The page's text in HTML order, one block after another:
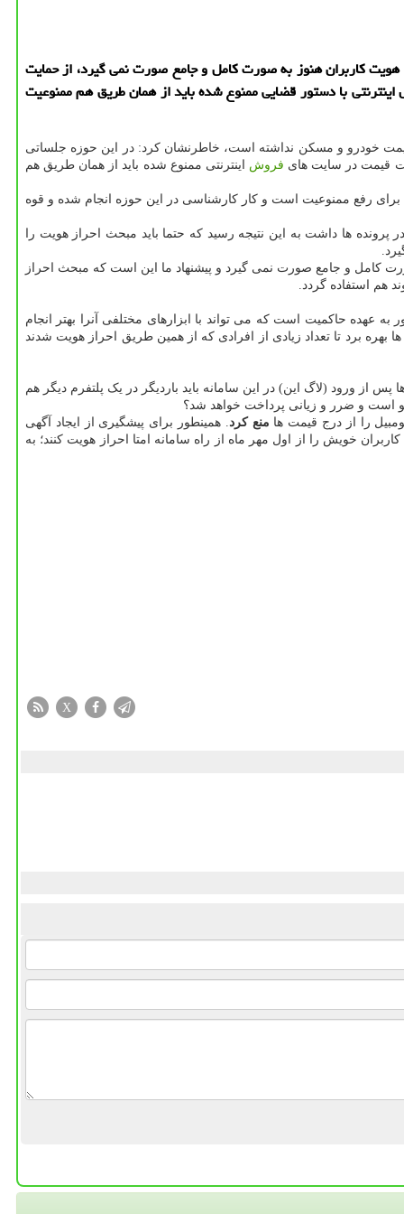
هویت کاربران هنوز به صورت کامل و جامع صورت نمی گیرد، از حمایت
با دستور قضایی ممنوع شده باید از همان طریق هم ممنوعیت
قیمت خودرو و مسکن نداشته است، خاطرنشان کرد: در این حوزه جلساتی
قیمت در سایت های فروش اینترنتی ممنوع شده باید از همان طریق هم
برای رفع ممنوعیت است و کار کارشناسی در این حوزه انجام شده و قوه
ها داشت به این نتیجه رسید که حتما باید مبحث احراز هویت را
کامل و جامع صورت نمی گیرد و پیشنهاد ما این است که مبحث احراز
هم استفاده گردد.
عهده حاکمیت است که می تواند با ابزارهای مختلفی آنرا بهتر انجام
برد تا تعداد زیادی از افرادی که از همین طریق احراز هویت شدند
از ورود (لاگ این) در این سامانه باید باردیگر در یک پلتفرم دیگر هم
است و ضرر و زیانی پرداخت خواهد شد؟
را از درج قیمت ها منع کرد. همینطور برای پیشگیری از ایجاد آگهی
خویش را از اول مهر ماه از راه سامانه امتا احراز هویت کنند؛ به
X